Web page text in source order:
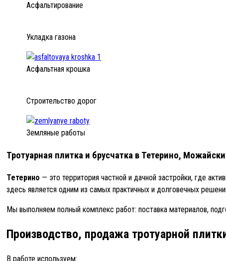
Асфальтирование
Укладка газона
Асфальтная крошка
Строительство дорог
Земляные работы
Тротуарная плитка и брусчатка в Тетерино,
Тетерино — это территория частной и дачной застройки, где
здесь является одним из самых практичных и долговечных
Мы выполняем полный комплекс работ: поставка материалов,
Производство, продажа тротуарной
В работе используем: